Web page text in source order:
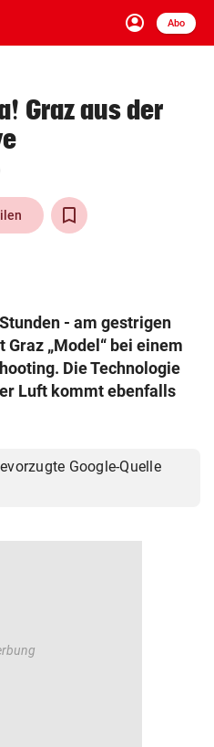
account_circle
Anmelden
Abo
close Schließen
arrow_right
KG 2026
Graz aus der
- am gestrigen
„Model“ bei einem
Die Technologie
Luft kommt ebenfalls
Google-Quelle